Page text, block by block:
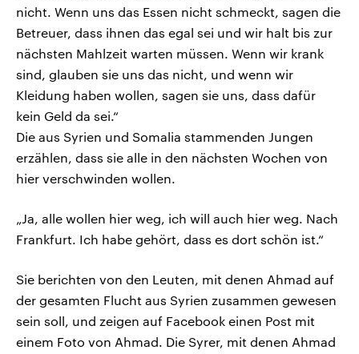
nicht. Wenn uns das Essen nicht schmeckt, sagen die
Betreuer, dass ihnen das egal sei und wir halt bis zur
nächsten Mahlzeit warten müssen. Wenn wir krank
sind, glauben sie uns das nicht, und wenn wir
Kleidung haben wollen, sagen sie uns, dass dafür
kein Geld da sei.“
Die aus Syrien und Somalia stammenden Jungen
erzählen, dass sie alle in den nächsten Wochen von
hier verschwinden wollen.
„Ja, alle wollen hier weg, ich will auch hier weg. Nach
Frankfurt. Ich habe gehört, dass es dort schön ist.“
Sie berichten von den Leuten, mit denen Ahmad auf
der gesamten Flucht aus Syrien zusammen gewesen
sein soll, und zeigen auf Facebook einen Post mit
einem Foto von Ahmad. Die Syrer, mit denen Ahmad